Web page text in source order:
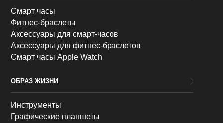
Смарт часы
Фитнес-браслеты
Аксессуары для смарт-часов
Аксессуары для фитнес-браслетов
Смарт часы Apple Watch
ОБРАЗ ЖИЗНИ
Инструменты
Графические планшеты